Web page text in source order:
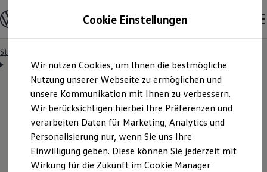
Hauptinhalt
springen
Footer
springen
Modelle & Konfigurator
Nutzfahrzeugkategorien entdecken
Modelle konfigurieren
Vorgängermodelle und Oldtimer
Vorgängermodelle
Oldtimer
Bulli Historie
Branchenlösungen & Gewerbekunden
Umbaulösungen und Hersteller finden
Auf- und Umbauten entdecken & konfigurieren
Groß- und Sonderkunden
Großkunden
Kommunen & Behörden
Startseite
Servicetermin anfragen
Servicetermin bequem
online anfragen
Cookie Einstellungen
Wir nutzen Cookies, um Ihnen die bestmögliche
Nutzung unserer Webseite zu ermöglichen und
unsere Kommunikation mit Ihnen zu verbessern.
Wir berücksichtigen hierbei Ihre Präferenzen und
verarbeiten Daten für Marketing, Analytics und
Personalisierung nur, wenn Sie uns Ihre
Einwilligung geben. Diese können Sie jederzeit mit
Wirkung für die Zukunft im Cookie Manager